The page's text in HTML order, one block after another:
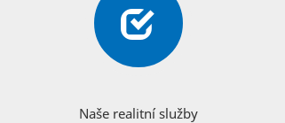
Naše realitní služby